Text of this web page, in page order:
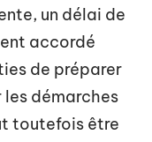
un délai de
accordé
de préparer
démarches
toutefois être